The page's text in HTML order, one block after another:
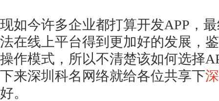
现如今许多企业都打算开发APP，
法在线上平台得到更加好的发展，
操作模式，所以不清楚该如何选择
下来深圳科名网络就给各位共享下
好。